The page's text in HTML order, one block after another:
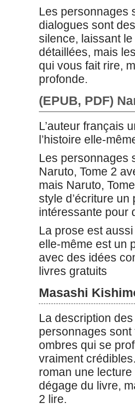
Les personnages
dialogues sont
silence, laissant
détaillées, mais
qui vous fait rire,
profonde.
(EPUB, PDF)
L’auteur français
l’histoire elle-
Les personnages
Naruto, Tome 2
mais Naruto,
style d’écriture un
intéressante pour
La prose est
elle-même est un
avec des idées
livres gratuits
Masashi
La description
personnages
ombres qui se
vraiment
roman une lecture
dégage du livre,
2 lire.